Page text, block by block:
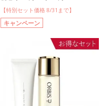
【特別セット価格 8/31まで】
キャンペーン